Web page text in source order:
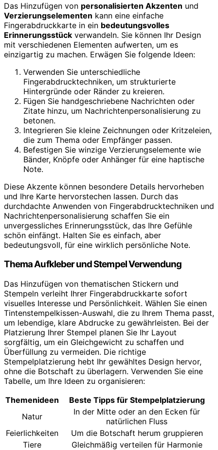
Das Hinzufügen von personalisierten Akzenten und
Verzierungselementen kann eine einfache
Fingerabdruckkarte in ein bedeutungsvolles
Erinnerungsstück verwandeln. Sie können Ihr Design
mit verschiedenen Elementen aufwerten, um es
einzigartig zu machen. Erwägen Sie folgende Ideen:
Verwenden Sie unterschiedliche
Fingerabdrucktechniken, um strukturierte
Hintergründe oder Ränder zu kreieren.
Fügen Sie handgeschriebene Nachrichten oder
Zitate hinzu, um Nachrichtenpersonalisierung zu
betonen.
Integrieren Sie kleine Zeichnungen oder Kritzeleien,
die zum Thema oder Empfänger passen.
Befestigen Sie winzige Verzierungselemente wie
Bänder, Knöpfe oder Anhänger für eine haptische
Note.
Diese Akzente können besondere Details hervorheben
und Ihre Karte hervorstechen lassen. Durch das
durchdachte Anwenden von Fingerabdrucktechniken und
Nachrichtenpersonalisierung schaffen Sie ein
unvergessliches Erinnerungsstück, das Ihre Gefühle
schön einfängt. Halten Sie es einfach, aber
bedeutungsvoll, für eine wirklich persönliche Note.
Thema Aufkleber und Stempel Verwendung
Das Hinzufügen von thematischen Stickern und
Stempeln verleiht Ihrer Fingerabdruckkarte sofort
visuelles Interesse und Persönlichkeit. Wählen Sie einen
Tintenstempelkissen-Auswahl, die zu Ihrem Thema passt,
um lebendige, klare Abdrucke zu gewährleisten. Bei der
Platzierung Ihrer Stempel planen Sie Ihr Layout
sorgfältig, um ein Gleichgewicht zu schaffen und
Überfüllung zu vermeiden. Die richtige
Stempelplatzierung hebt Ihr gewähltes Design hervor,
ohne die Botschaft zu überlagern. Verwenden Sie eine
Tabelle, um Ihre Ideen zu organisieren:
Themenideen
Beste Tipps für Stempelplatzierung
Natur
In der Mitte oder an den Ecken für
natürlichen Fluss
Feierlichkeiten
Um die Botschaft herum gruppieren
Tiere
Gleichmäßig verteilen für Harmonie